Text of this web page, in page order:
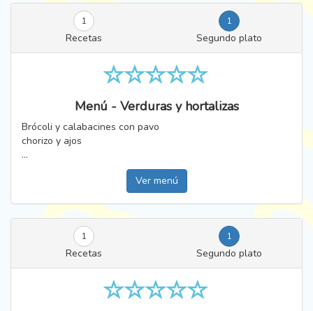
1 1
Recetas Segundo plato
Menú - Verduras y hortalizas
Brócoli y calabacines con pavo
chorizo y ajos
...
Ver menú
1 1
Recetas Segundo plato